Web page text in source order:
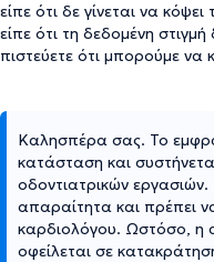
είπε ότι δε γίνεται να
είπε ότι τη δεδομένη
πιστεύετε ότι μπορούμε να
Καλησπέρα σας. Το
κατάσταση και
οδοντιατρικών
απαραίτητα και πρέπει
καρδιολόγου. Ωστόσο, η
οφείλεται σε